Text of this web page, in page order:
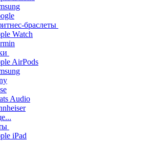
браслеты
Watch
AirPods
Audio
iPad